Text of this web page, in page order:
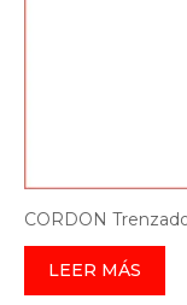
CORDON
LEER MÁS